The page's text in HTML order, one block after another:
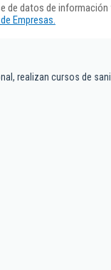
de datos de información
Empresas.
realizan cursos de